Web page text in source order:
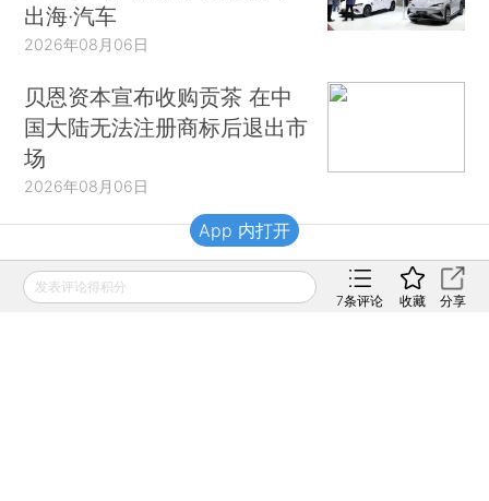
出海·汽车
2026年08月06日
贝恩资本宣布收购贡茶 在中
国大陆无法注册商标后退出市
场
2026年08月06日
财新移动
发表评论得积分
7条评论 收藏 分享
App 内打开